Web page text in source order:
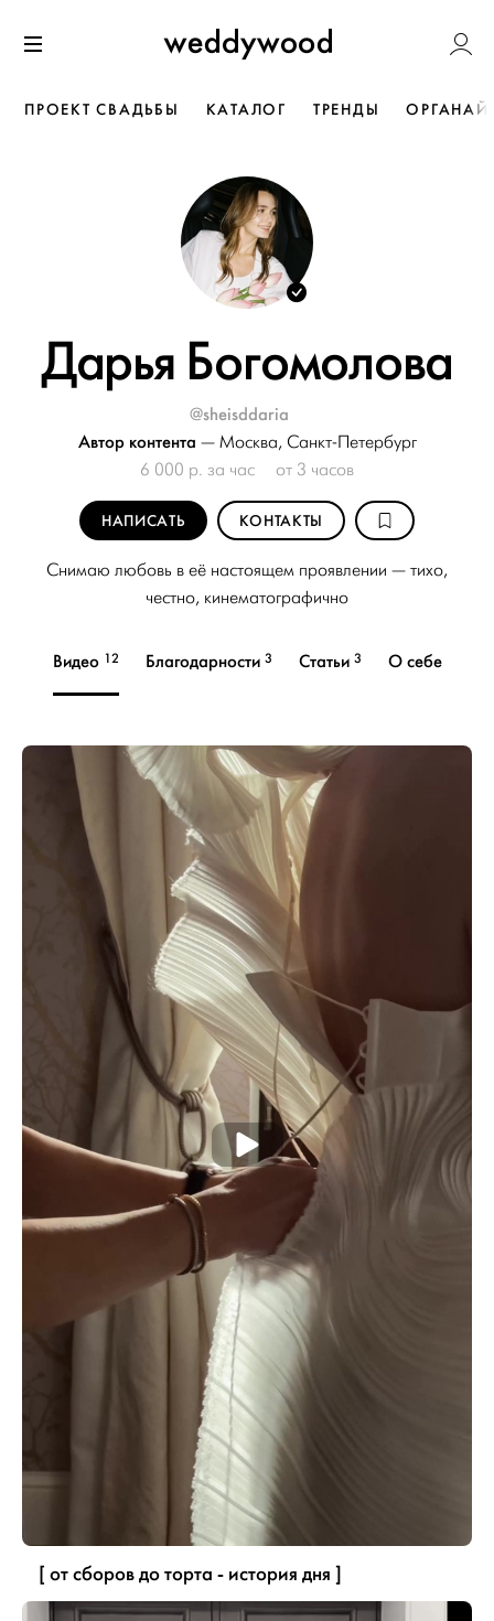
к содержанию
Weddywood
ПРОЕКТ СВАДЬБЫ КАТАЛОГ ТРЕНДЫ
Дарья Богомолова
@sheisddaria
Автор контента — Москва, Санкт-Петербург
6 000 р. за час
от 3 часов
НАПИСАТЬ КОНТАКТЫ
Снимаю любовь в её настоящем проявлении — тихо,
честно, кинематографично
Видео 12 Благодарности 3 Статьи 3 О себе
[ от сборов до торта - история дня ]